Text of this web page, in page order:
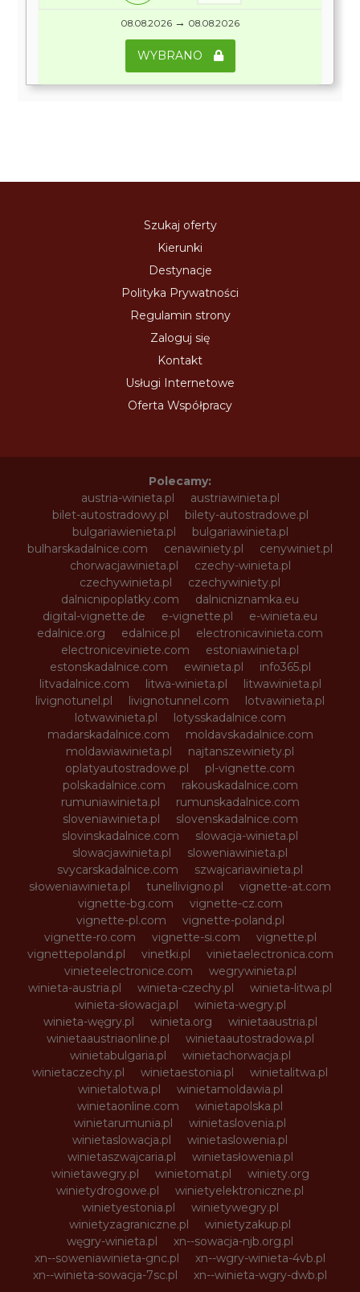
08.08.2026 → 08.08.2026
WYBRANO
Szukaj oferty
Kierunki
Destynacje
Polityka Prywatności
Regulamin strony
Zaloguj się
Kontakt
Usługi Internetowe
Oferta Współpracy
Polecamy:
austria-winieta.pl
austriawinieta.pl
bilet-autostradowy.pl
bilety-autostradowe.pl
bulgariawienieta.pl
bulgariawinieta.pl
bulharskadalnice.com
cenawiniety.pl
cenywiniet.pl
chorwacjawinieta.pl
czechy-winieta.pl
czechywinieta.pl
czechywiniety.pl
dalnicnipoplatky.com
dalnicniznamka.eu
digital-vignette.de
e-vignette.pl
e-winieta.eu
edalnice.org
edalnice.pl
electronicavinieta.com
electroniceviniete.com
estoniawinieta.pl
estonskadalnice.com
ewinieta.pl
info365.pl
litvadalnice.com
litwa-winieta.pl
litwawinieta.pl
livignotunel.pl
livignotunnel.com
lotvawinieta.pl
lotwawinieta.pl
lotysskadalnice.com
madarskadalnice.com
moldavskadalnice.com
moldawiawinieta.pl
najtanszewiniety.pl
oplatyautostradowe.pl
pl-vignette.com
polskadalnice.com
rakouskadalnice.com
rumuniawinieta.pl
rumunskadalnice.com
sloveniawinieta.pl
slovenskadalnice.com
slovinskadalnice.com
slowacja-winieta.pl
slowacjawinieta.pl
sloweniawinieta.pl
svycarskadalnice.com
szwajcariawinieta.pl
słoweniawinieta.pl
tunellivigno.pl
vignette-at.com
vignette-bg.com
vignette-cz.com
vignette-pl.com
vignette-poland.pl
vignette-ro.com
vignette-si.com
vignette.pl
vignettepoland.pl
vinetki.pl
vinietaelectronica.com
vinieteelectronice.com
wegrywinieta.pl
winieta-austria.pl
winieta-czechy.pl
winieta-litwa.pl
winieta-słowacja.pl
winieta-wegry.pl
winieta-węgry.pl
winieta.org
winietaaustria.pl
winietaaustriaonline.pl
winietaautostradowa.pl
winietabulgaria.pl
winietachorwacja.pl
winietaczechy.pl
winietaestonia.pl
winietalitwa.pl
winietalotwa.pl
winietamoldawia.pl
winietaonline.com
winietapolska.pl
winietarumunia.pl
winietaslovenia.pl
winietaslowacja.pl
winietaslowenia.pl
winietaszwajcaria.pl
winietasłowenia.pl
winietawegry.pl
winietomat.pl
winiety.org
winietydrogowe.pl
winietyelektroniczne.pl
winietyestonia.pl
winietywegry.pl
winietyzagraniczne.pl
winietyzakup.pl
węgry-winieta.pl
xn--sowacja-njb.org.pl
xn--soweniawinieta-gnc.pl
xn--wgry-winieta-4vb.pl
xn--winieta-sowacja-7sc.pl
xn--winieta-wgry-dwb.pl